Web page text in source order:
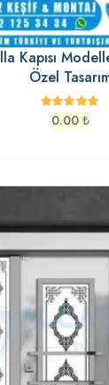
Kapısı
Özel
0.00 ₺